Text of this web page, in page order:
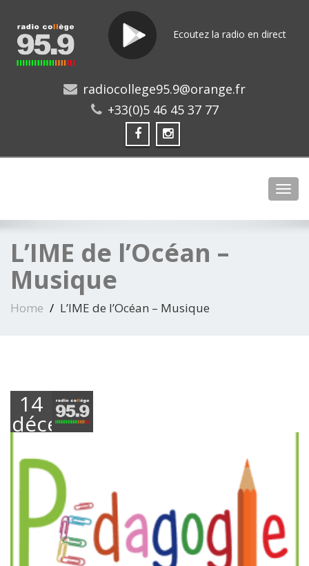
Ecoutez la radio en direct
radiocollege95.9@orange.fr
+33(0)5 46 45 37 77
L’IME de l’Océan –
Musique
Home L’IME de l’Océan – Musique
14
décembre